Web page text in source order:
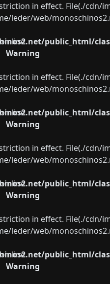
in effect. File(./
leder/web/
public_html/
on line
Warning
in effect. File(./
leder/web/
public_html/
on line
Warning
in effect. File(./
leder/web/
public_html/
on line
Warning
in effect. File(./
leder/web/
public_html/
on line
Warning